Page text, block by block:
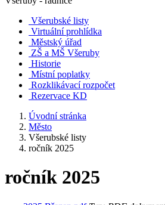
Všerubské listy
Virtuální prohlídka
Městský úřad
ZŠ a MŠ Všeruby
Historie
Místní poplatky
Rozklikávací rozpočet
Rezervace KD
Úvodní stránka
Město
Všerubské listy
ročník 2025
ročník 2025